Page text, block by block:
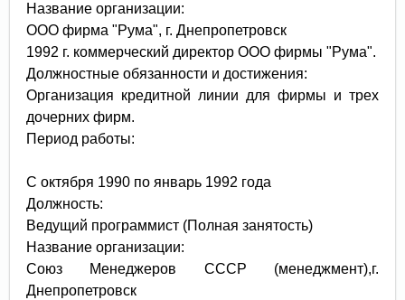
Название организации:
ООО фирма "Рума", г. Днепропетровск
1992 г. коммерческий директор ООО фирмы "Рума".
Должностные обязанности и достижения:
Организация кредитной линии для фирмы и трех
дочерних фирм.
Период работы:
С октября 1990 по январь 1992 года
Должность:
Ведущий программист (Полная занятость)
Название организации:
Союз Менеджеров СССР (менеджмент),г.
Днепропетровск